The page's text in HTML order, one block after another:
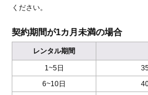
ください。
契約期間が1カ月未満の場合
レンタル期間
1~5日
6~10日